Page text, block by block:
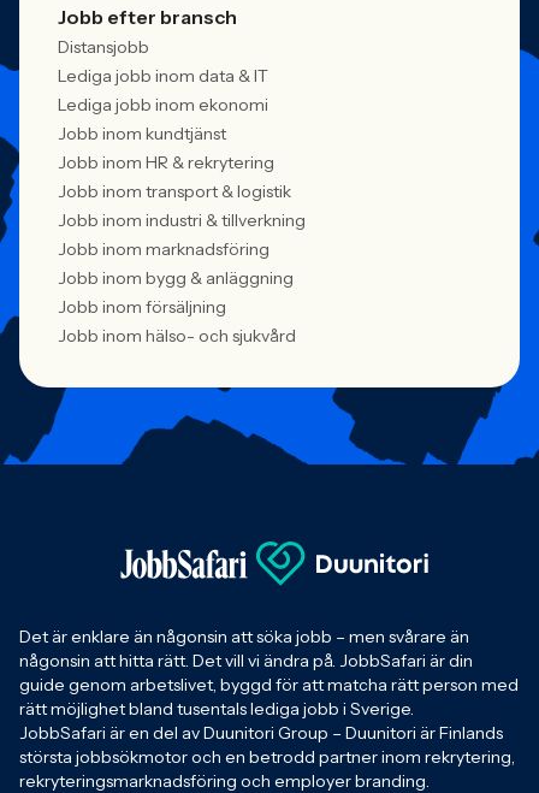
Jobb efter bransch
Distansjobb
Lediga jobb inom data & IT
Lediga jobb inom ekonomi
Jobb inom kundtjänst
Jobb inom HR & rekrytering
Jobb inom transport & logistik
Jobb inom industri & tillverkning
Jobb inom marknadsföring
Jobb inom bygg & anläggning
Jobb inom försäljning
Jobb inom hälso- och sjukvård
Det är enklare än någonsin att söka jobb – men svårare än
någonsin att hitta rätt. Det vill vi ändra på. JobbSafari är din
guide genom arbetslivet, byggd för att matcha rätt person med
rätt möjlighet bland tusentals lediga jobb i Sverige.
JobbSafari är en del av Duunitori Group – Duunitori är Finlands
största jobbsökmotor och en betrodd partner inom rekrytering,
rekryteringsmarknadsföring och employer branding.